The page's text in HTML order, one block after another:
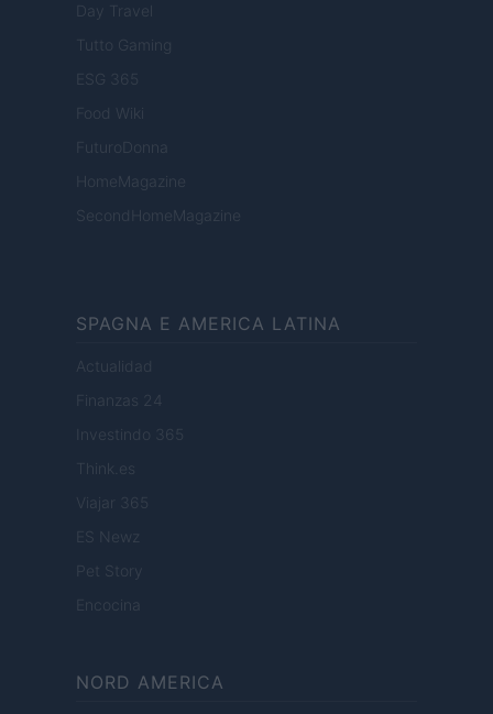
Day Travel
Tutto Gaming
ESG 365
Food Wiki
FuturoDonna
HomeMagazine
SecondHomeMagazine
SPAGNA E AMERICA LATINA
Actualidad
Finanzas 24
Investindo 365
Think.es
Viajar 365
ES Newz
Pet Story
Encocina
NORD AMERICA